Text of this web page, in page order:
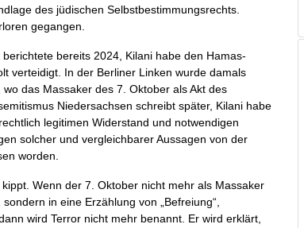
des jüdischen Selbstbestimmungsrechts.
gegangen.
bereits 2024, Kilani habe den Hamas-
verteidigt. In der Berliner Linken wurde damals
das Massaker des 7. Oktober als Akt des
Niedersachsen schreibt später, Kilani habe
legitimen Widerstand und notwendigen
solcher und vergleichbarer Aussagen von der
worden.
Wenn der 7. Oktober nicht mehr als Massaker
in eine Erzählung von „Befreiung“,
wird Terror nicht mehr benannt. Er wird erklärt,